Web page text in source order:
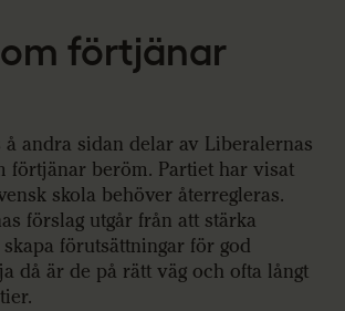
förtjänar
å andra sidan delar av Liberalernas
förtjänar beröm. Partiet har visat
skola behöver återregleras.
förslag utgår från att stärka
förutsättningar för god
då är de på rätt väg och ofta långt